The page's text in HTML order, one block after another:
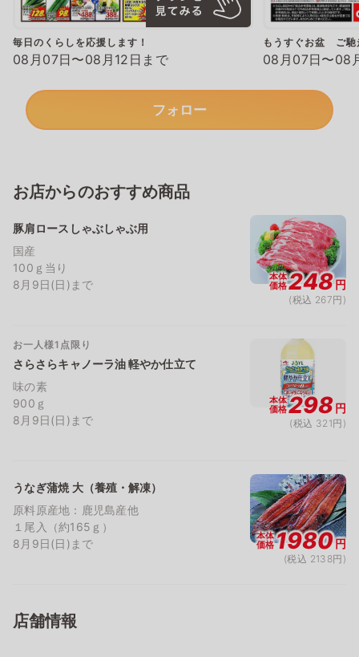
毎日のくらしを応援します！
08月07日〜08月12日まで
もうすぐお盆 ご馳
08月07日〜08
フォロー
お店からのおすすめ商品
豚肩ロースしゃぶしゃぶ用
国産
100ｇ当り
8月9日(日)まで
本体
価格248円
(税込 267円)
お一人様1点限り
さらさらキャノーラ油 軽やか仕立て
味の素
900ｇ
8月9日(日)まで
本体
価格298円
(税込 321円)
うなぎ蒲焼 大（養殖・解凍）
原料原産地：鹿児島産他
１尾入（約165ｇ）
8月9日(日)まで
本体
価格1980円
(税込 2138円)
店舗情報